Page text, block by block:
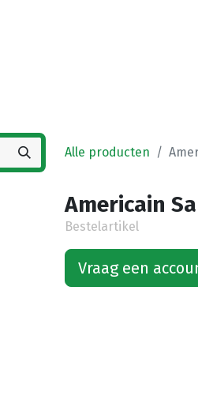
Alle producten
Americain
Bestelartikel
Vraag een